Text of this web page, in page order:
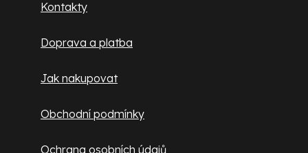
Kontakty
Doprava a platba
Jak nakupovat
Obchodní podmínky
Ochrana osobních údajů